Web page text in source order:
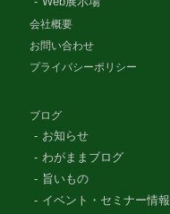
会社概要
お問い合わせ
プライバシーポリシー
ブログ
お知らせ
わがままブログ
旨いもの
イベント・セミナー情報